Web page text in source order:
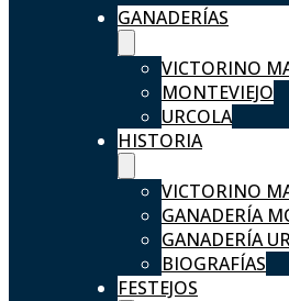
GANADERÍAS
VICTORINO
MONTEVIEJO
URCOLA
HISTORIA
VICTORINO
GANADERÍA
GANADERÍA
BIOGRAFÍAS
FESTEJOS